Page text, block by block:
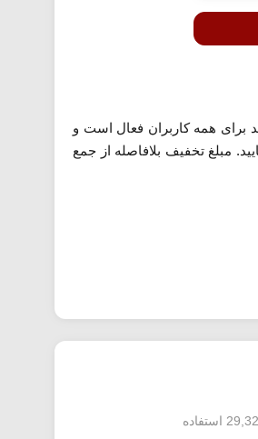
با این کد ۷۰ هزار تومان تخفیف بگیرند. این کد برای همه کاربران فعال است و
مبلغ تخفیف بلافاصله از جمع
استفاده